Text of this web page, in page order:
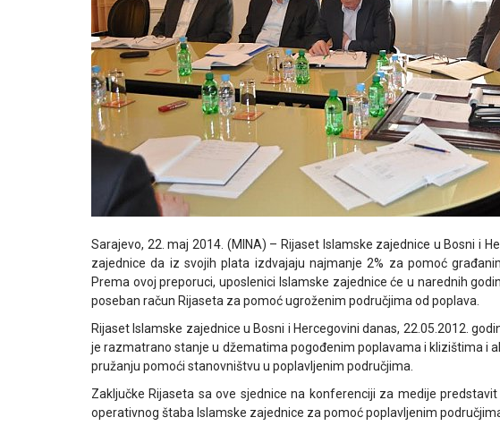
Sarajevo, 22. maj 2014. (MINA) – Rijaset Islamske zajednice u Bosni i
zajednice da iz svojih plata izdvajaju najmanje 2% za pomoć
Prema ovoj preporuci, uposlenici Islamske zajednice će u narednih
poseban račun Rijaseta za pomoć ugroženim područjima od poplava.
Rijaset Islamske zajednice u Bosni i Hercegovini danas, 22.05.2012.
je razmatrano stanje u džematima pogođenim poplavama i klizištima i
pružanju pomoći stanovništvu u poplavljenim područjima.
Zaključke Rijaseta sa ove sjednice na konferenciji za medije
operativnog štaba Islamske zajednice za pomoć poplavljenim